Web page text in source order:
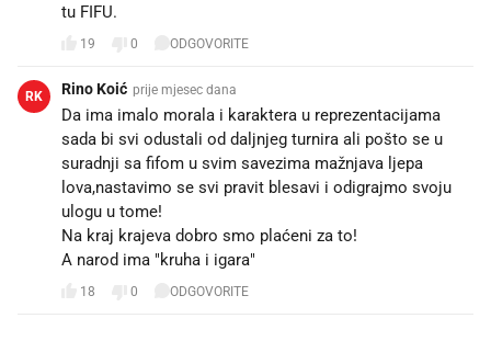
tu FIFU.
19 0 ODGOVORITE
RK Rino Koić prije mjesec dana
Da ima imalo morala i karaktera u reprezentacijama
sada bi svi odustali od daljnjeg turnira ali pošto se u
suradnji sa fifom u svim savezima mažnjava ljepa
lova,nastavimo se svi pravit blesavi i odigrajmo svoju
ulogu u tome!
Na kraj krajeva dobro smo plaćeni za to!
A narod ima "kruha i igara"
18 0 ODGOVORITE